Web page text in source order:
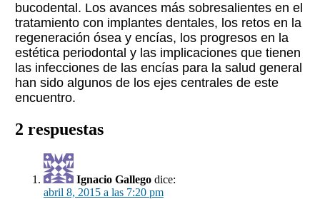
bucodental. Los avances más sobresalientes en el
tratamiento con implantes dentales, los retos en la
regeneración ósea y encías, los progresos en la
estética periodontal y las implicaciones que tienen
las infecciones de las encías para la salud general
han sido algunos de los ejes centrales de este
encuentro.
2 respuestas
Ignacio Gallego dice:
abril 8, 2015 a las 7:20 pm